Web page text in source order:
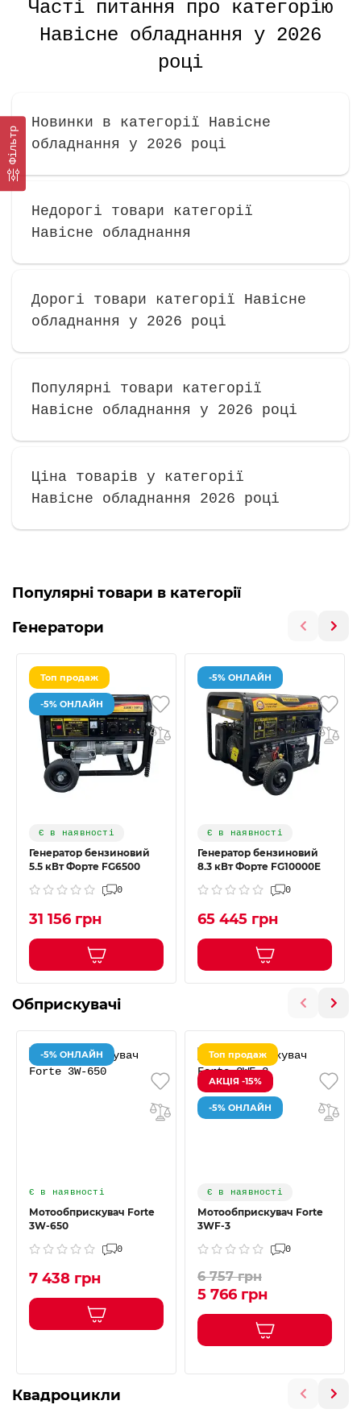
Фільтр
Часті питання про категорію
Навісне обладнання у 2026
році
Новинки в категорії Навісне
обладнання у 2026 році
Недорогі товари категорії
Навісне обладнання
Дорогі товари категорії Навісне
обладнання у 2026 році
Популярні товари категорії
Навісне обладнання у 2026 році
Ціна товарів у категорії
Навісне обладнання 2026 році
Популярні товари в категорії
Генератори
Топ продаж
-5% ОНЛАЙН
Є в наявності
Генератор бензиновий
5.5 кВт Форте FG6500
0
31 156 грн
-5% ОНЛАЙН
Є в наявності
Генератор бензиновий
8.3 кВт Форте FG10000E
0
65 445 грн
Обприскувачі
-5% ОНЛАЙН
Є в наявності
Мотообприскувач Forte
3W-650
0
7 438 грн
Топ продаж
АКЦІЯ -15%
-5% ОНЛАЙН
Є в наявності
Мотообприскувач Forte
3WF-3
0
6 757 грн
5 766 грн
Квадроцикли